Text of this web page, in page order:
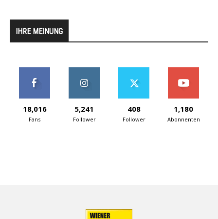
IHRE MEINUNG
18,016
Fans
5,241
Follower
408
Follower
1,180
Abonnenten